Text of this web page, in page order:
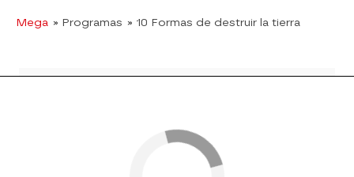
Mega » Programas » 10 Formas de destruir la tierra